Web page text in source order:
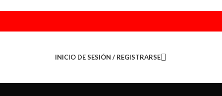
INICIO DE SESIÓN / REGISTRARSE